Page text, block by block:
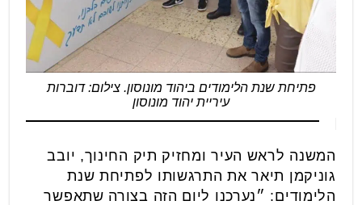
פתיחת שנת הלימודים ביהוד מונוסון. צילום: דוברות
עיריית יהוד מונוסון
המשנה לראש העיר ומחזיק תיק החינוך, יובב
גוניקמן תיאר את התרגשותו לפתיחת שנת
הלימודים: ״נערכנו ליום הזה בצורה שתאפשר